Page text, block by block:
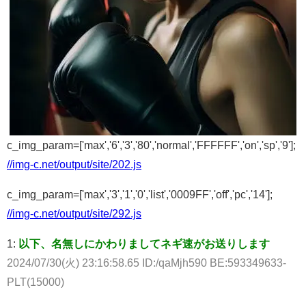
c_img_param=['max','6','3','80','normal','FFFFFF','on','sp','9'];
//img-c.net/output/site/202.js
c_img_param=['max','3','1','0','list','0009FF','off','pc','14'];
//img-c.net/output/site/292.js
1: 以下、名無しにかわりましてネギ速がお送りします
2024/07/30(火) 23:16:58.65 ID:/qaMjh590 BE:593349633-
PLT(15000)